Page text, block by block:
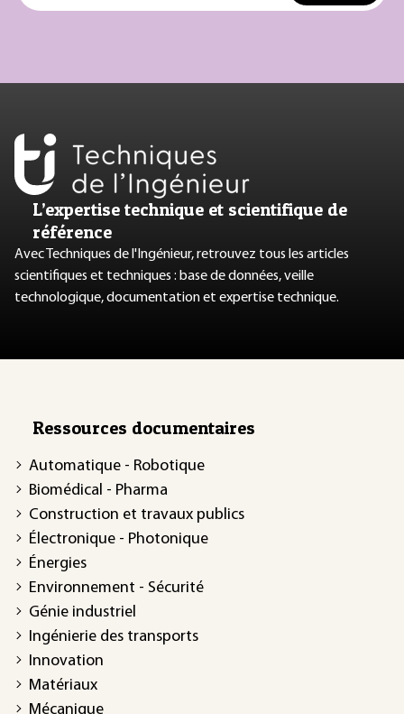
L’expertise technique et scientifique de
référence
Avec Techniques de l'Ingénieur, retrouvez tous les articles
scientifiques et techniques : base de données, veille
technologique, documentation et expertise technique.
Ressources documentaires
Automatique - Robotique
Biomédical - Pharma
Construction et travaux publics
Électronique - Photonique
Énergies
Environnement - Sécurité
Génie industriel
Ingénierie des transports
Innovation
Matériaux
Mécanique